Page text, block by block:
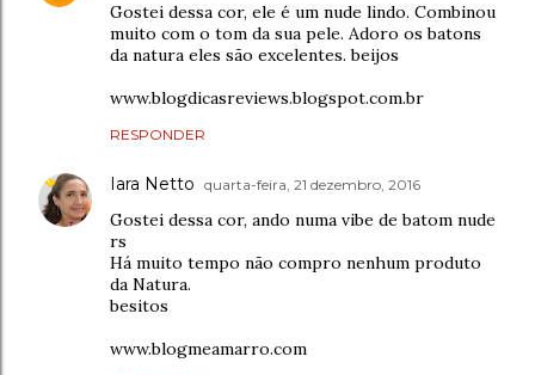
Gostei dessa cor, ele é um nude lindo. Combinou
muito com o tom da sua pele. Adoro os batons
da natura eles são excelentes. beijos
www.blogdicasreviews.blogspot.com.br
RESPONDER
Iara Netto quarta-feira, 21 dezembro, 2016
Gostei dessa cor, ando numa vibe de batom nude
rs
Há muito tempo não compro nenhum produto
da Natura.
besitos
www.blogmeamarro.com